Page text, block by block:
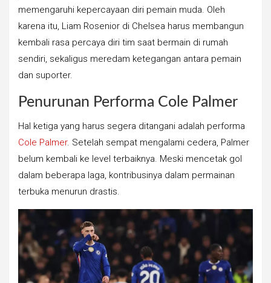
memengaruhi kepercayaan diri pemain muda. Oleh
karena itu, Liam Rosenior di Chelsea harus membangun
kembali rasa percaya diri tim saat bermain di rumah
sendiri, sekaligus meredam ketegangan antara pemain
dan suporter.
Penurunan Performa Cole Palmer
Hal ketiga yang harus segera ditangani adalah performa
Cole Palmer. Setelah sempat mengalami cedera, Palmer
belum kembali ke level terbaiknya. Meski mencetak gol
dalam beberapa laga, kontribusinya dalam permainan
terbuka menurun drastis.